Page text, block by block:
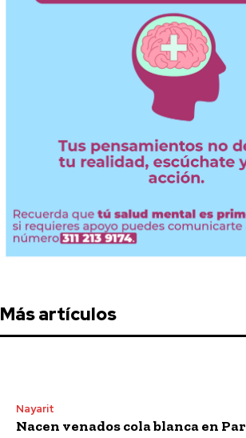
Más artículos
Nayarit
Nacen venados cola blanca en